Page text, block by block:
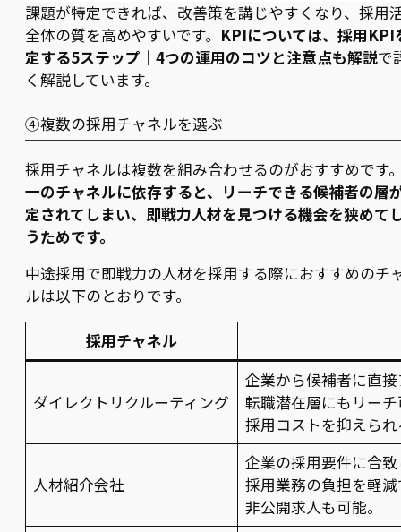
課題が特定できれば、改善策を講じやすくなり、採用
全体の質を高めやすいです。 KPIについては、採用KPI
定する5ステップ｜4つの運用のコツと注意点も解説で
く解説しています。
④複数の採用チャネルを選ぶ
採用チャネルは複数を組み合わせるのがおすすめです
一のチャネルに依存すると、リーチできる候補者の層
定されてしまい、即戦力人材を見つける機会を狭めて
うためです。
中途採用で即戦力の人材を採用する際におすすめのチ
ルは以下のとおりです。
採用チャネル
ダイレクトリクルーティング
企業から候補者に直
転職潜在層にもリー
採用コストを抑えら
人材紹介会社
企業の採用要件に合
採用業務の負担を軽
非公開求人も可能。